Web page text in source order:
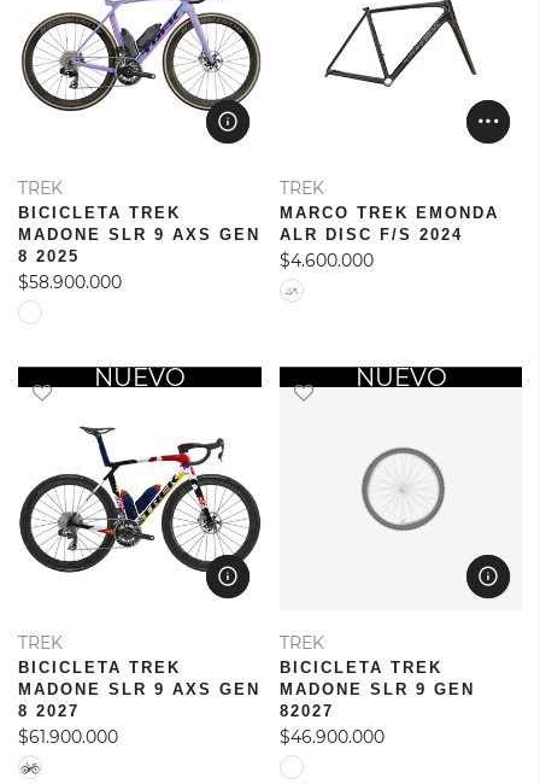
TREK
BICICLETA TREK
MADONE SLR 9 AXS GEN
8 2025
$58.900.000
TREK
MARCO TREK EMONDA
ALR DISC F/S 2024
$4.600.000
OFERTA
NUEVO
TREK
BICICLETA TREK
MADONE SLR 9 AXS GEN
8 2027
$61.900.000
OFERTA
NUEVO
TREK
BICICLETA TREK
MADONE SLR 9 GEN
82027
$46.900.000